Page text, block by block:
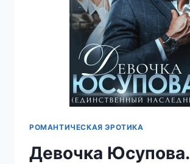
РОМАНТИЧЕСКАЯ ЭРОТИКА
Девочка Юсупова.